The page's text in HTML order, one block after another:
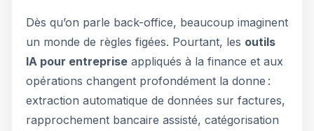
Dès qu’on parle back-office, beaucoup imaginent
un monde de règles figées. Pourtant, les outils
IA pour entreprise appliqués à la finance et aux
opérations changent profondément la donne :
extraction automatique de données sur factures,
rapprochement bancaire assisté, catégorisation